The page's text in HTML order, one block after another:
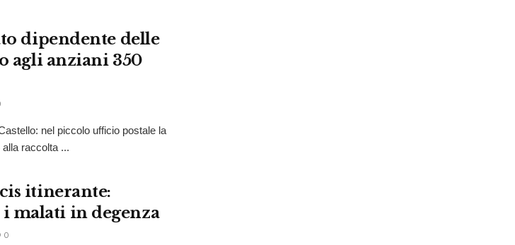
dipendente delle
agli anziani 350
nel piccolo ufficio postale la
raccolta ...
itinerante:
malati in degenza
0